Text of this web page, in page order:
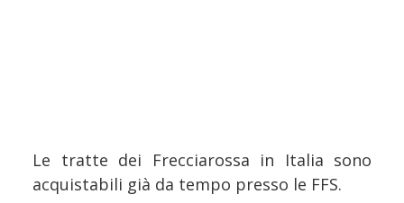
Le tratte dei Frecciarossa in Italia sono
acquistabili già da tempo presso le FFS.